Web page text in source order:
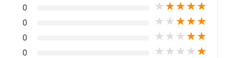
★
★
★
★
★
0
★
★
★
★
★
0
★
★
★
★
★
0
★
★
★
★
★
0